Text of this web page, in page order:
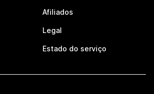
Afiliados
Legal
Estado do serviço